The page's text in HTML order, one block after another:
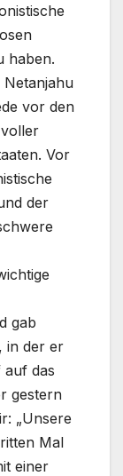
haben.
vor den
Vor
der
gab
in der er
auf das
gestern
„Unsere
Mal
einer